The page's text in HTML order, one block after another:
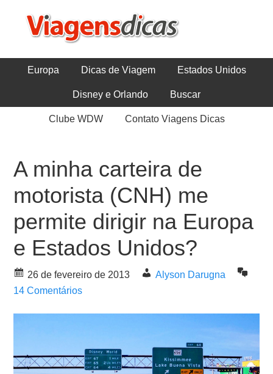
Europa Dicas de Viagem Estados Unidos
Disney e Orlando Buscar
Clube WDW Contato Viagens Dicas
A minha carteira de
motorista (CNH) me
permite dirigir na Europa
e Estados Unidos?
26 de fevereiro de 2013
Alyson Darugna
14 Comentários